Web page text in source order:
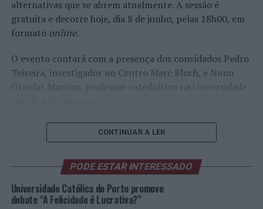
alternativas que se abrem atualmente. A sessão é
gratuita e decorre hoje, dia 8 de junho, pelas 18h00, em
formato online.
O evento contará com a presença dos convidados Pedro
Teixeira, investigador no Centro Marc Bloch, e Nuno
Ornelas Martins, professor catedrático na Universidade
O capitalismo é uma realidade histórica mutável, sujeita
a inúmeros questionamentos económicos, políticos e
lucro. O capitalismo pode trazer as suas vantagens,
como inovação, eficiência e a redução de valor dos bens
de consumo e, também, as suas desvantagens, como a
CONTINUAR A LER
PODE ESTAR INTERESSADO
Universidade Católica do Porto promove
debate “A Felicidade é Lucrativa?”